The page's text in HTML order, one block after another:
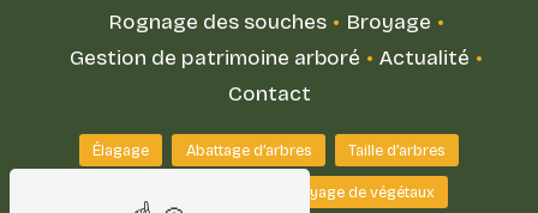
Rognage des souches
Broyage
Gestion de patrimoine arboré
Actualité
Contact
Élagage Abattage d’arbres Taille d’arbres
Broyage de végétaux